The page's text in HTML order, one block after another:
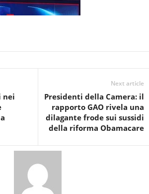
nei
Next article
Presidenti della Camera: il
rapporto GAO rivela una
dilagante frode sui sussidi
della riforma Obamacare